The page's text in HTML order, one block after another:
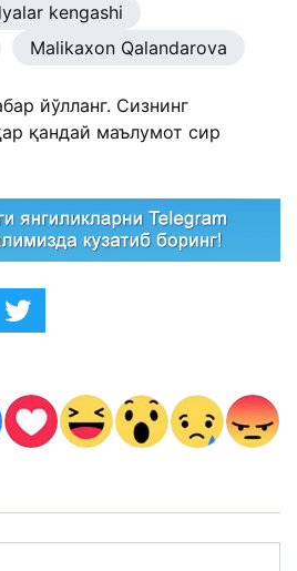
kengashi
Malikaxon Qalandarova
йўлланг. Сизнинг
қандай маълумот сир